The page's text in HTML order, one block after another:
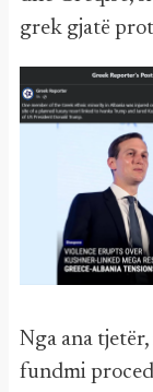
grek gjatë
Nga ana
fundmi